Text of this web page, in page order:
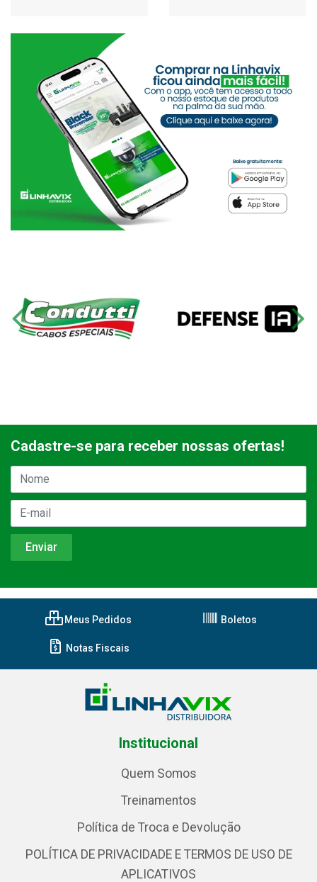
Cadastre-se para receber nossas ofertas!
Meus Pedidos Boletos
Notas Fiscais
Institucional
Quem Somos
Treinamentos
Política de Troca e Devolução
POLÍTICA DE PRIVACIDADE E TERMOS DE USO DE
APLICATIVOS